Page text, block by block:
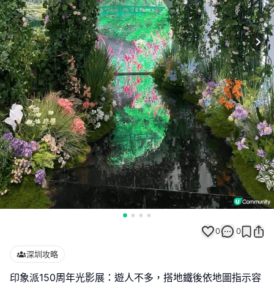
0 0
深圳攻略
印象派150周年光影展：遊人不多，搭地鐵後依地圖指示容